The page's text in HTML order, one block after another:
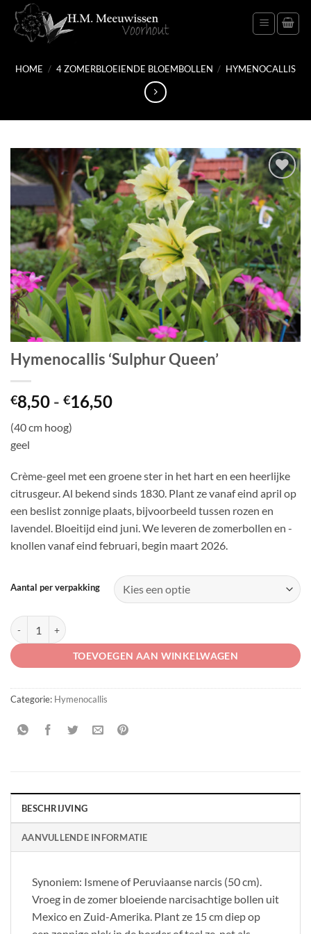
naar
inhoud
HOME / 4 ZOMERBLOEIENDE BLOEMBOLLEN / HYMENOCALLIS
Toevoegen
aan
verlanglijst
Hymenocallis ‘Sulphur Queen’
€8,50 - €16,50Prijsklasse:
(40 cm hoog)
geel
Crème-geel met een groene ster in het hart en een heerlijke
citrusgeur. Al bekend sinds 1830. Plant ze vanaf eind april op
een beslist zonnige plaats, bijvoorbeeld tussen rozen en
lavendel. Bloeitijd eind juni. We leveren de zomerbollen en -
knollen vanaf eind februari, begin maart 2026.
Aantal per verpakking
Hymenocallis 'Sulphur Queen' aantal
TOEVOEGEN AAN WINKELWAGEN
Categorie: Hymenocallis
BESCHRIJVING
AANVULLENDE INFORMATIE
Synoniem: Ismene of Peruviaanse narcis (50 cm).
Vroeg in de zomer bloeiende narcisachtige bollen uit
Mexico en Zuid-Amerika. Plant ze 15 cm diep op